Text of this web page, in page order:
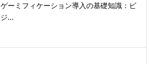
ゲーミフィケーション導入の基礎知識：ビ
ジ...